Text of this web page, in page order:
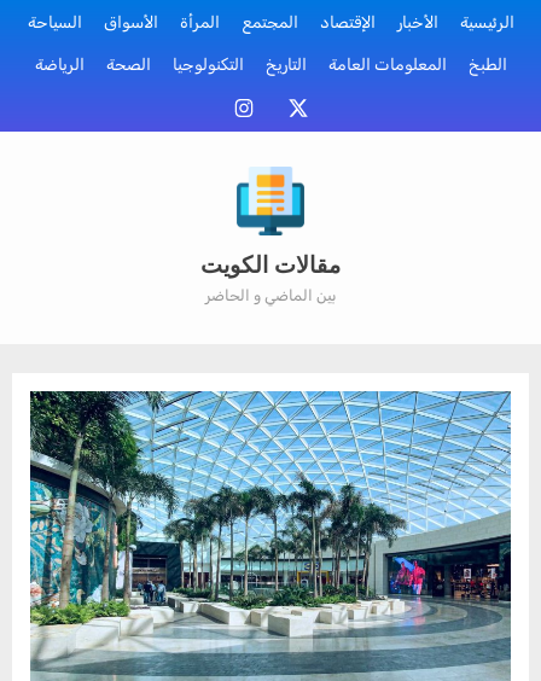
Skip
content
الرئيسية الأخبار الإقتصاد المجتمع المرأة الأسواق السياحة
الطبخ المعلومات العامة التاريخ التكنولوجيا الصحة الرياضة
منصة
أكس
إنستقرام
مقالات الكويت
بين الماضي و الحاضر